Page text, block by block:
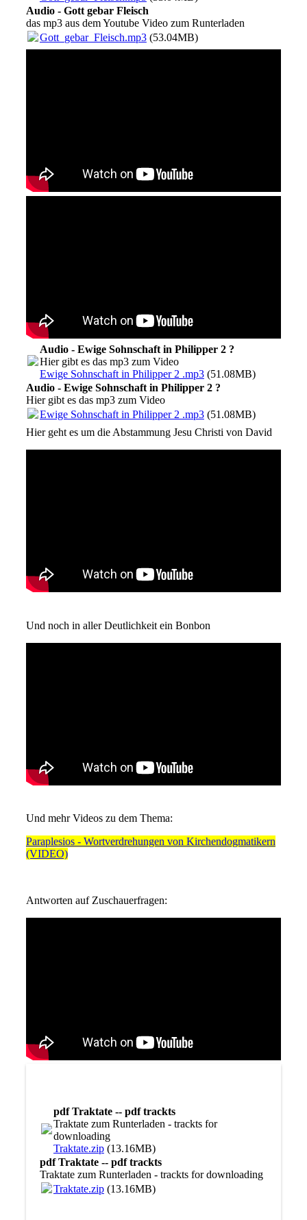
Audio - Gott gebar Fleisch
das mp3 aus dem Youtube Video zum Runterladen
Gott_gebar_Fleisch.mp3(53.04MB)
Audio - Ewige Sohnschaft in Philipper 2 ?
Hier gibt es das mp3 zum Video
Ewige Sohnschaft in Philipper 2 .mp3(51.08MB)
Audio - Ewige Sohnschaft in Philipper 2 ?
Hier gibt es das mp3 zum Video
Ewige Sohnschaft in Philipper 2 .mp3(51.08MB)
Hier geht es um die Abstammung Jesu Christi von David
Und noch in aller Deutlichkeit ein Bonbon
Und mehr Videos zu dem Thema:
Paraplesios - Wortverdrehungen von Kirchendogmatikern
(VIDEO)
Antworten auf Zuschauerfragen:
pdf Traktate -- pdf trackts
Traktate zum Runterladen - trackts for
downloading
Traktate.zip(13.16MB)
pdf Traktate -- pdf trackts
Traktate zum Runterladen - trackts for downloading
Traktate.zip(13.16MB)